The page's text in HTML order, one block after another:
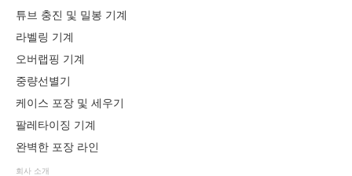
튜브 충진 및 밀봉 기계
라벨링 기계
오버랩핑 기계
중량선별기
케이스 포장 및 세우기
팔레타이징 기계
완벽한 포장 라인
회사 소개